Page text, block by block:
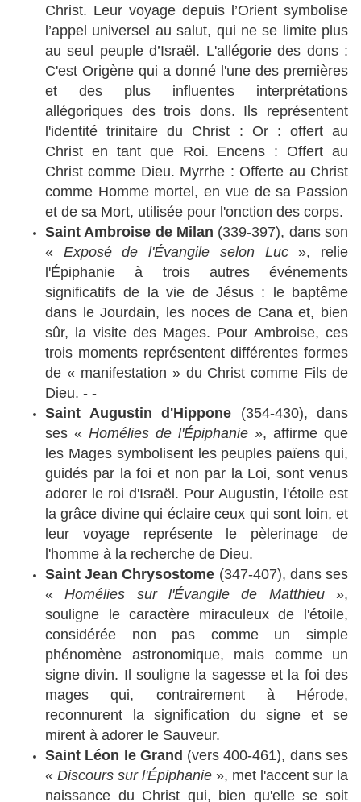
Christ. Leur voyage depuis l’Orient symbolise
l’appel universel au salut, qui ne se limite plus
au seul peuple d’Israël. L'allégorie des dons :
C'est Origène qui a donné l'une des premières
et des plus influentes interprétations
allégoriques des trois dons. Ils représentent
l'identité trinitaire du Christ : Or : offert au
Christ en tant que Roi. Encens : Offert au
Christ comme Dieu. Myrrhe : Offerte au Christ
comme Homme mortel, en vue de sa Passion
et de sa Mort, utilisée pour l'onction des corps.
Saint Ambroise de Milan (339-397), dans son
« Exposé de l'Évangile selon Luc», relie
l'Épiphanie à trois autres événements
significatifs de la vie de Jésus : le baptême
dans le Jourdain, les noces de Cana et, bien
sûr, la visite des Mages. Pour Ambroise, ces
trois moments représentent différentes formes
de « manifestation » du Christ comme Fils de
Dieu. - -
Saint Augustin d'Hippone (354-430), dans
ses « Homélies de l'Épiphanie », affirme que
les Mages symbolisent les peuples païens qui,
guidés par la foi et non par la Loi, sont venus
adorer le roi d'Israël. Pour Augustin, l'étoile est
la grâce divine qui éclaire ceux qui sont loin, et
leur voyage représente le pèlerinage de
l'homme à la recherche de Dieu.
Saint Jean Chrysostome (347-407), dans ses
«Homélies sur l'Évangile de Matthieu»,
souligne le caractère miraculeux de l'étoile,
considérée non pas comme un simple
phénomène astronomique, mais comme un
signe divin. Il souligne la sagesse et la foi des
mages qui, contrairement à Hérode,
reconnurent la signification du signe et se
mirent à adorer le Sauveur.
Saint Léon le Grand (vers 400-461), dans ses
« Discours sur l'Épiphanie », met l'accent sur la
naissance du Christ qui, bien qu'elle se soit